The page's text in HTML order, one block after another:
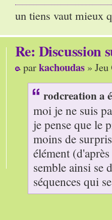
un tiens vaut mieux
Re: Discussion
parkachoudas »
rodcreation a
moi je ne suis
je pense que le
moins de
élément
semble ainsi se
séquences qui